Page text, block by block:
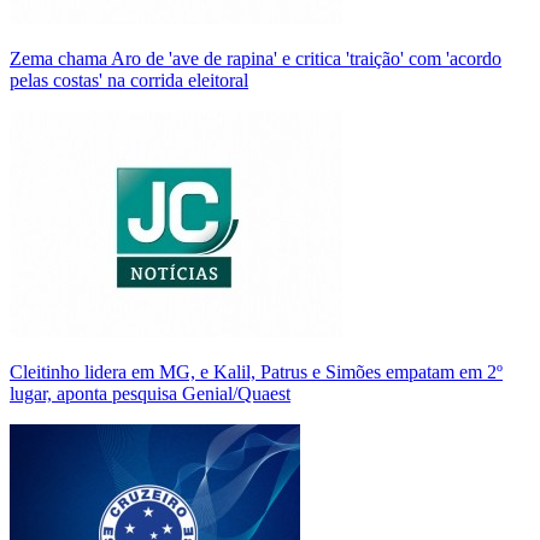
Zema chama Aro de 'ave de rapina' e critica 'traição' com 'acordo
pelas costas' na corrida eleitoral
Cleitinho lidera em MG, e Kalil, Patrus e Simões empatam em 2º
lugar, aponta pesquisa Genial/Quaest